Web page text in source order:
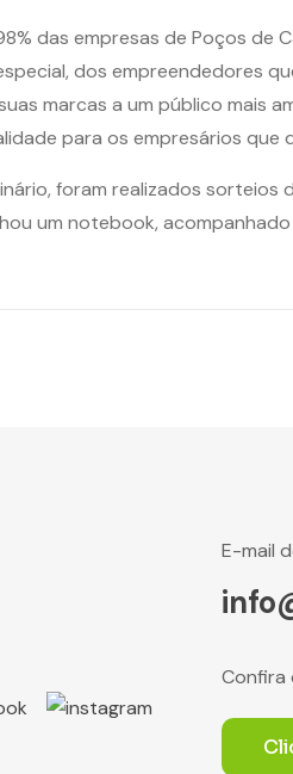
das empresas de Poços
dos
marcas a um público mais
para os empresários que
foram realizados
um notebook,
E-mail
Confira